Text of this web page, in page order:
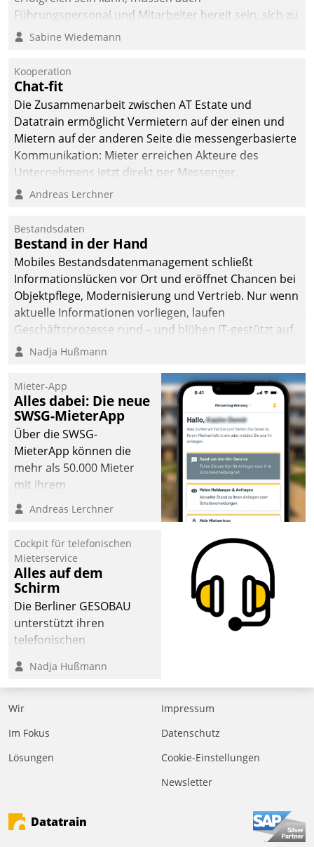
bewährte und Startup-
agile Projektmethoden.
Führungspersonal und Mitarbeiter bereit sein, sich zu
verändern und anzupassen, sonst werden sie an ihr
Sabine Wiedemann
Kooperation
Chat-fit
Die Zusammenarbeit zwischen AT Estate und
Datatrain ermöglicht Vermietern auf der einen und
Mietern auf der anderen Seite die messengerbasierte
Kommunikation: Mieter erreichen Akteure des
Unternehmens jetzt direkt per Messenger,
Mitarbeiter oder Dienstleister empfangen oder
Andreas Lerchner
Bestandsdaten
Bestand in der Hand
Mobiles Bestandsdatenmanagement schließt
Informationslücken vor Ort und eröffnet Chancen bei
Objektpflege, Modernisierung und Vertrieb. Nur wenn
aktuelle Informationen vorliegen, laufen
Geschäftsprozesse rund – und blühen IT-gestützt auf.
Nadja Hußmann
Mieter-App
Alles dabei: Die neue
SWSG-MieterApp
Über die SWSG-
MieterApp können die
mehr als 50.000 Mieter
mit ihrem
Wohnungsunternehmen
kommunizieren, auf dem
einsehen und ändern
oder
Schadensmeldungen
abgeben – rund um die
Uhr.
Andreas Lerchner
Cockpit für telefonischen
Mieterservice
Alles auf dem
Schirm
Die Berliner GESOBAU
unterstützt ihren
telefonischen
digitalen Cockpit, das
situationsbezogen
passende Fragen und
Eine intuitive
Dialogführung ermöglicht
effizienter zu bearbeiten.
Nadja Hußmann
Wir
Im Fokus
Lösungen
Impressum
Datenschutz
Cookie-Einstellungen
Newsletter
Datatrain